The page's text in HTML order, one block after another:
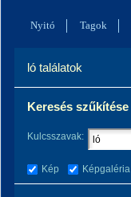
Nyitó Tagok
ló találatok
Keresés szűkítése
Kulcsszavak:
Kép Képgaléria